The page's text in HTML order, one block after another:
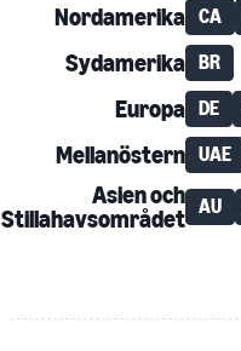
Nordamerika CA
Sydamerika BR
Europa DE
Mellanöstern UAE
Asien och
Stillahavsområdet AU